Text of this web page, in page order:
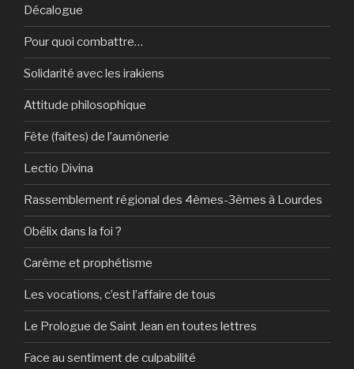
Décalogue
Pour quoi combattre…
Solidarité avec les irakiens
Attitude philosophique
Fête (faites) de l’aumônerie
Lectio Divina
Rassemblement régional des 4èmes-3èmes à Lourdes
Obélix dans la foi ?
Carême et prophétisme
Les vocations, c’est l’affaire de tous
Le Prologue de Saint Jean en toutes lettres
Face au sentiment de culpabilité